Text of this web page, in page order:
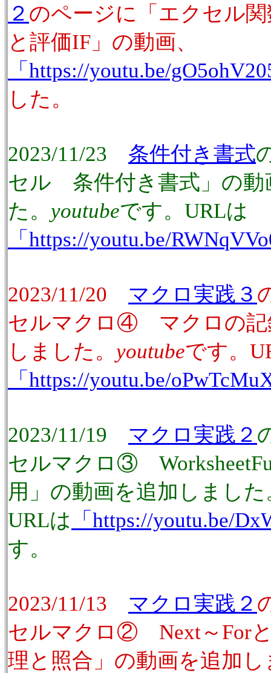
２ のページに「エクセル
と評価IF」の動画、
「https://youtu.be/
した。
2023/11/23 条件付き書式
セル 条件付き書式」の動
た。 youtubeです。URLは
「https://youtu.be/
2023/11/20 マクロ実践３
セルマクロ④ マクロの記
しました。 youtubeです。
「https://youtu.be/
2023/11/19 マクロ実践２
セルマクロ③
用」の動画を追加しました
URLは 「https://youtu.be/
す。
2023/11/13 マクロ実践２
セルマクロ② Next～For
理と照合」の動画を追加